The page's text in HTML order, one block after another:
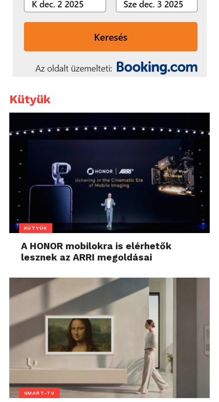
Kütyük
KÜTYÜK
A HONOR mobilokra is elérhetők
lesznek az ARRI megoldásai
SMART-TV